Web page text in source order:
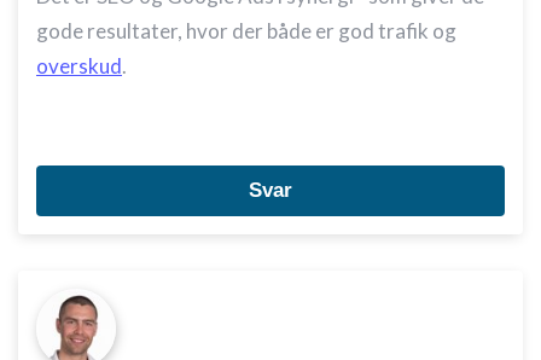
gode resultater, hvor der både er god trafik og
overskud.
Svar
Bruge profiler til at vælge tilpasset indhold
Forstå målgrupper gennem statistikker eller
kombinationer af oplysninger fra forskellige
Bruge begrænsede oplysninger til at vælge
indhold